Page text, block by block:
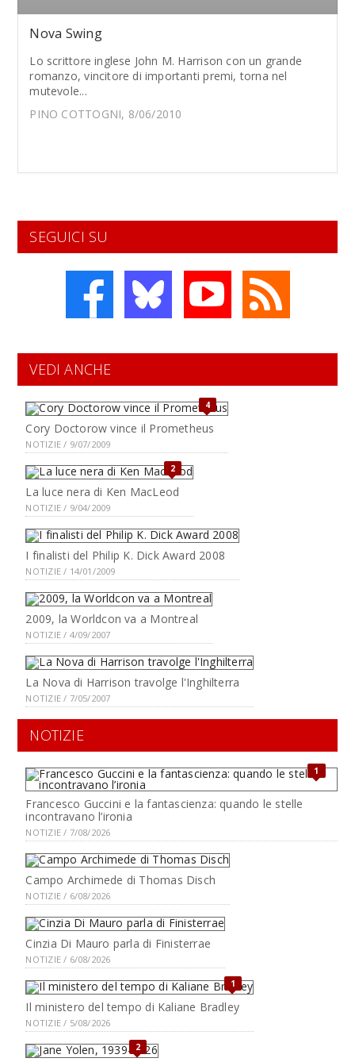
Nova Swing
Lo scrittore inglese John M. Harrison con un grande
romanzo, vincitore di importanti premi, torna nel
mutevole...
PINO COTTOGNI, 8/06/2010
SEGUICI SU
VEDI ANCHE
4
Cory Doctorow vince il Prometheus
NOTIZIE / 9/07/2009
2
La luce nera di Ken MacLeod
NOTIZIE / 9/04/2009
I finalisti del Philip K. Dick Award 2008
NOTIZIE / 14/01/2009
2009, la Worldcon va a Montreal
NOTIZIE / 4/09/2007
La Nova di Harrison travolge l'Inghilterra
NOTIZIE / 7/05/2007
NOTIZIE
1
Francesco Guccini e la fantascienza: quando le stelle
incontravano l’ironia
NOTIZIE / 7/08/2026
Campo Archimede di Thomas Disch
NOTIZIE / 6/08/2026
Cinzia Di Mauro parla di Finisterrae
NOTIZIE / 6/08/2026
1
Il ministero del tempo di Kaliane Bradley
NOTIZIE / 5/08/2026
2